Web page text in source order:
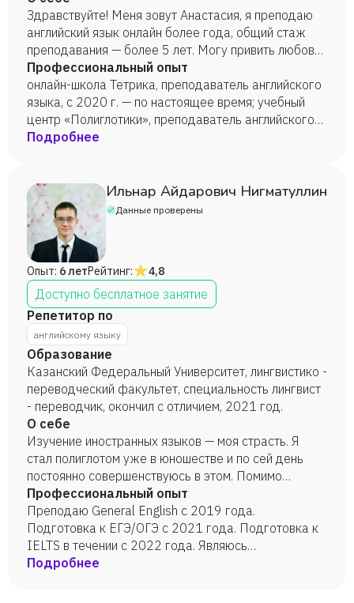
Здравствуйте! Меня зовут Анастасия, я преподаю
английский язык онлайн более года, общий стаж
преподавания — более 5 лет. Могу привить любовь
к предмету, т. к. основой изучения иностранных
языков считаю разнообразие и наглядность. В
своих уроках использую схемы, картинки, аудио и
видео. Со мной изучение английского языка будет
увлекательным и продуктивным. Буду рада видеть
Профессиональный опыт
онлайн-школа Тетрика, преподаватель английского
языка, с 2020 г. — по настоящее время; учебный
центр «Полиглотики», преподаватель английского
языка, 2020 г.; онлайн-школа My englishschool,
культорганизатор, преподаватель английского
языка, 2014—2015 гг.; ГОУ детский сад № 916 г.
Москва, воспитатель, преподаватель английского
языка, 2007—2008 гг.
Подробнее
Ильнар Айдарович Нигматуллин
Данные проверены
Опыт: 6 летРейтинг: 4,8
Доступно бесплатное занятие
Репетитор по
английскому языку
Образование
Казанский Федеральный Университет, лингвистико -
переводческий факультет, специальность лингвист
- переводчик, окончил с отличием, 2021 год.
О себе
Изучение иностранных языков — моя страсть. Я
стал полиглотом уже в юношестве и по сей день
постоянно совершенствуюсь в этом. Помимо
преподавания английского и немецкого, пробовал
себя в репетиторстве испанского, китайского и
французского языков. Среди моих студентов —
дети подросткового возраста, выпускники школы и
взрослые, кому важно динамичное изучение языка,
Профессиональный опыт
Преподаю General English с 2019 года.
Подготовка к ЕГЭ/ОГЭ с 2021 года. Подготовка к
IELTS в течении с 2022 года. Являюсь
действующим преподавателем в колледже и веду
Подробнее